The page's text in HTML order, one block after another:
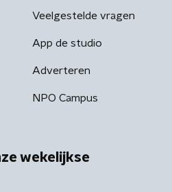
Veelgestelde vragen
App de studio
Adverteren
NPO Campus
wekelijkse